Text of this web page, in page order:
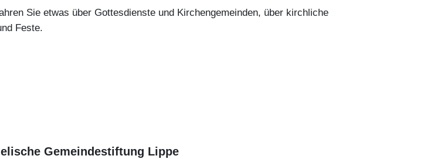
Sie etwas über Gottesdienste und Kirchengemeinden, über kirchliche
Feste.
Gemeindestiftung Lippe